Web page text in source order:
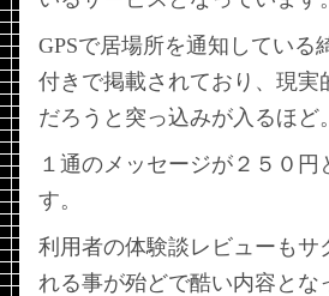
GPSで居場所を通知している
付きで掲載されており、現実
だろうと突っ込みが入るほど。
１通のメッセージが２５０円
す。
利用者の体験談レビューもサ
れる事が殆どで酷い内容とな